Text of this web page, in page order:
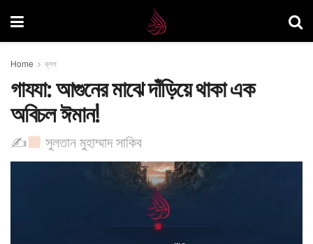
Home ব্লগ
গাযযা: আগুনের মাঝে দাঁড়িয়ে থাকা এক
অবিচল ঈমান!
✍ সুলতান মুহাম্মাদ সাকিব